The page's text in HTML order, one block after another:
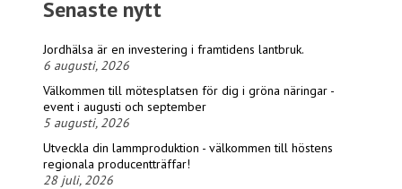
Senaste nytt
Jordhälsa är en investering i framtidens lantbruk.
6 augusti, 2026
Välkommen till mötesplatsen för dig i gröna näringar -
event i augusti och september
5 augusti, 2026
Utveckla din lammproduktion - välkommen till höstens
regionala producentträffar!
28 juli, 2026